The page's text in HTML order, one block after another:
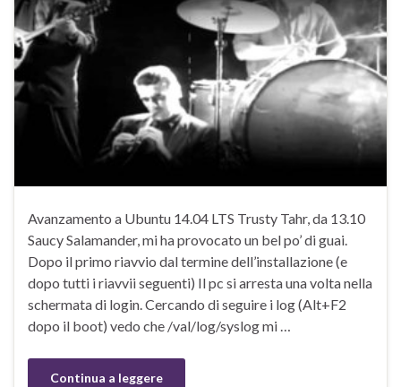
Avanzamento a Ubuntu 14.04 LTS Trusty Tahr, da 13.10
Saucy Salamander, mi ha provocato un bel po’ di guai.
Dopo il primo riavvio dal termine dell’installazione (e
dopo tutti i riavvii seguenti) Il pc si arresta una volta nella
schermata di login. Cercando di seguire i log (Alt+F2
dopo il boot) vedo che /val/log/syslog mi …
Continua a leggere